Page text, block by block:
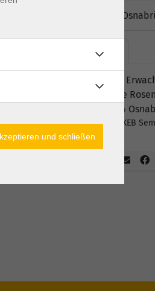
Kath.…
Kath.
Große
49074
FABI/KEB
und schließen